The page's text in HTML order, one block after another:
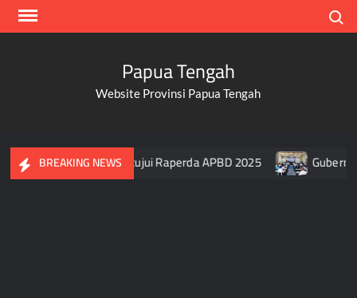
Skip
Papua Tengah
Website Provinsi Papua Tengah
BREAKING NEWS
Papua Tengah Setujui Raperda APBD 2025 Gubernur